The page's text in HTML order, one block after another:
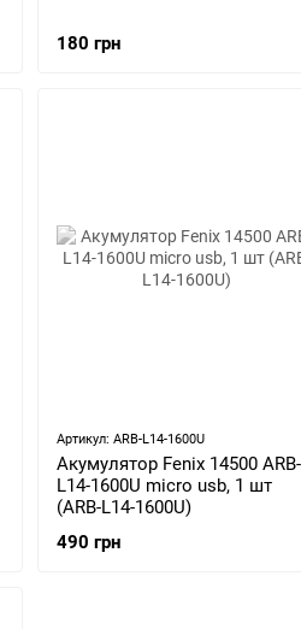
180 грн
Артикул: ARB-L14-1600U
Акумулятор Fenix 14500 ARB-
L14-1600U micro usb, 1 шт
(ARB-L14-1600U)
490 грн